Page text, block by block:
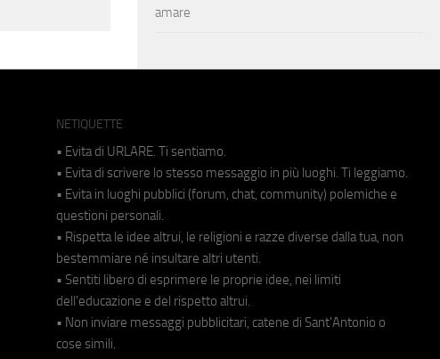
amare
NETIQUETTE
• Evita di URLARE. Ti sentiamo.
• Evita di scrivere lo stesso messaggio in più luoghi. Ti leggiamo.
• Evita in luoghi pubblici (forum, chat, community) polemiche e
questioni personali.
• Rispetta le idee altrui, le religioni e razze diverse dalla tua, non
bestemmiare né insultare altri utenti.
• Sentiti libero di esprimere le proprie idee, nei limiti
dell'educazione e del rispetto altrui.
• Non inviare messaggi pubblicitari, catene di Sant'Antonio o
cose simili.